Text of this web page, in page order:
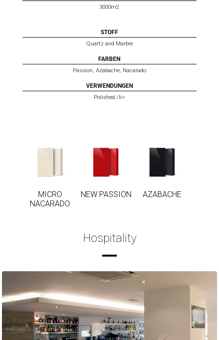
3000m2
STOFF
Quartz and Marbre
FARBEN
Passion, Azabache, Nacarado
VERWENDUNGEN
Polished /li>
NACARADO
MICRO
NACARADO
PASSION
NEW PASSION
AZABACHE
AZABACHE
Hospitality